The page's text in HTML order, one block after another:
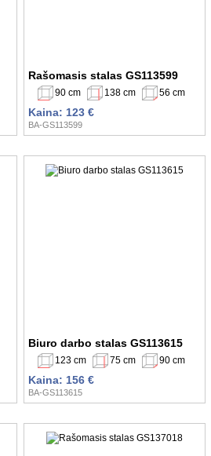
Rašomasis stalas GS113599
90 cm 138 cm 56 cm
Kaina: 123 €
BA-GS113599
Biuro darbo stalas GS113615
123 cm 75 cm 90 cm
Kaina: 156 €
BA-GS113615